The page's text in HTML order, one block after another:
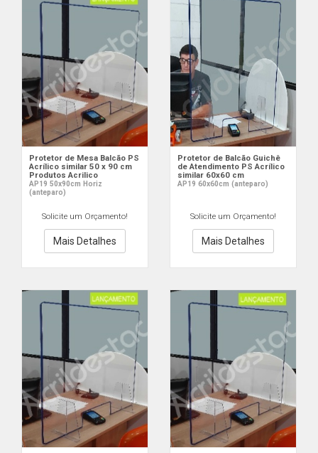
Protetor de Mesa Balcão PS
Acrílico similar 50 x 90 cm
Produtos Acrilico
AP19 50x90cm Horiz
(anteparo)
Solicite um Orçamento!
Mais Detalhes
Protetor de Balcão Guichê
de Atendimento PS Acrílico
similar 60x60 cm
AP19 60x60cm (anteparo)
Solicite um Orçamento!
Mais Detalhes